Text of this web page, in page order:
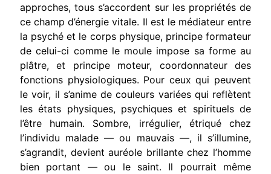
approches, tous s’accor­dent sur les propriétés de
ce champ d’énergie vitale. Il est le médiateur entre
la psyché et le corps physique, principe formateur
de celui-ci comme le moule impose sa forme au
plâtre, et principe moteur, coordonnateur des
fonctions physiologiques. Pour ceux qui peuvent
le voir, il s’anime de couleurs variées qui reflètent
les états physiques, psychiques et spirituels de
l’être humain. Sombre, irré­gulier, étriqué chez
l’individu malade — ou mauvais —, il s’illumine,
s’agrandit, devient auréole brillante chez l’homme
bien portant — ou le saint. Il pourrait même